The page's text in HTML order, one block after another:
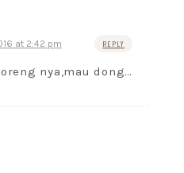
at 2:42 pm REPLY
nya,mau dong…